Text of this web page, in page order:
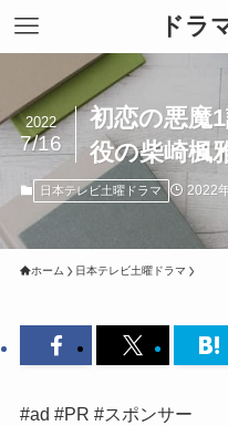
ドラ
初恋の悪魔
役の柴崎楓
2022
7/16
日本テレビ土曜ドラマ 2022
ホーム 日本テレビ土曜ドラマ
#ad #PR #スポンサー